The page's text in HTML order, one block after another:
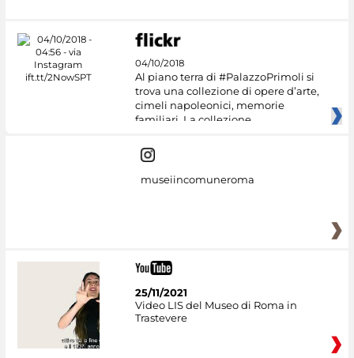
04/10/2018
Al piano terra di #PalazzoPrimoli si
trova una collezione di opere d’arte,
cimeli napoleonici, memorie
familiari. La collezione
museiincomuneroma
25/11/2021
Video LIS del Museo di Roma in
Trastevere